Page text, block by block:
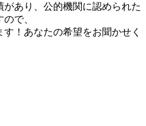
があり、公的機関に認められた
で、
！あなたの希望をお聞かせく